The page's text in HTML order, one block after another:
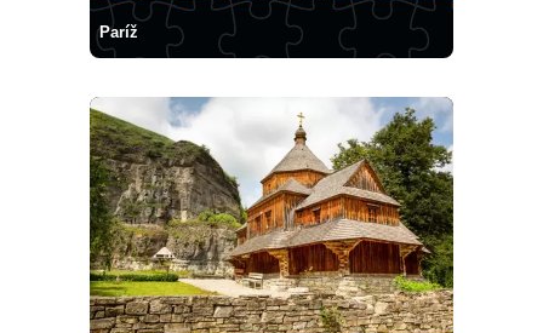
Paríž